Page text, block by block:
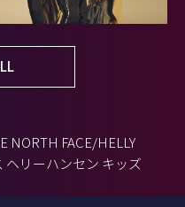
NORTH FACE/HELLY
ヘリーハンセン キッズ